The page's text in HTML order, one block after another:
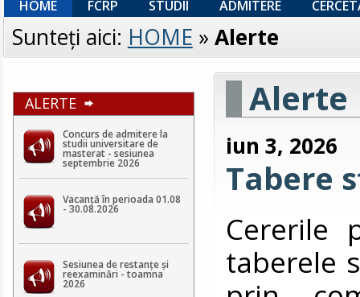
HOME FCRP STUDII ADMITERE
Sunteţi aici: HOME » Alerte
ALERTE
Concurs de admitere la
studii universitare de
masterat - sesiunea
septembrie 2026
Vacanță în perioada 01.08
- 30.08.2026
Sesiunea de restanțe și
reexaminări - toamna
2026
Alerte
iun 3, 2026
Tabere
Cererile
taberele